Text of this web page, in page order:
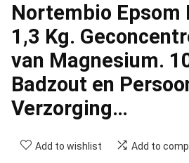
Nortembio Epsom
1,3 Kg.
van Magnesium.
Badzout en
Verzorging…
Add to wishlist Add to